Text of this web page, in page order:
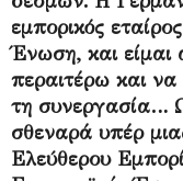
εμπορικός
Ένωση, και είμαι
περαιτέρω και
τη συνεργασία…
σθεναρά υπέρ
Ελεύθερου